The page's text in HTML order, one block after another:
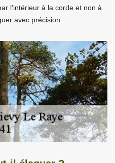
l’intérieur à la corde et non à
avec précision.